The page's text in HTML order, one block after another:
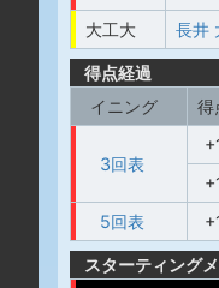
大工大
長井
得点経過
イニング
得
3回表
5回表
スターティング